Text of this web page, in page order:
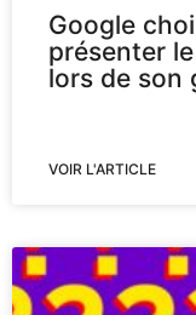
Google
présenter
lors de son
VOIR L'ARTICLE